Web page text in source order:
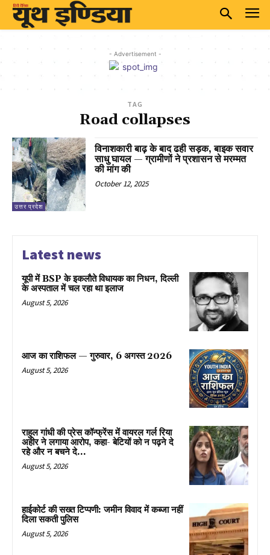
- Advertisement -
TAG
Road collapses
उत्तर प्रदेश
विनाशकारी बाढ़ के बाद ढही सड़क, बाइक सवार
साधु घायल — ग्रामीणों ने प्रशासन से मरम्मत
की मांग की
October 12, 2025
Latest news
यूपी में BSP के इकलाैते विधायक का निधन, दिल्ली
के अस्पताल में चल रहा था इलाज
August 5, 2026
आज का राशिफल — गुरुवार, 6 अगस्त 2026
August 5, 2026
राहुल गांधी की प्रेस कॉन्फ्रेंस में वायरल गर्ल रिया
अहीर ने लगाया आरोप, कहा- बेटियों को न पढ़ने दे
रहे और न बचने दे...
August 5, 2026
हाईकोर्ट की सख्त टिप्पणी: जमीन विवाद में कब्जा नहीं
दिला सकती पुलिस
August 5, 2026